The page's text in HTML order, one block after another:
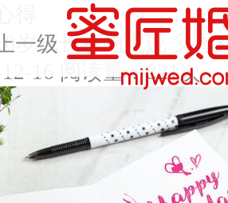
一级
岁成长礼的说说 父母
16 阅读量：821次